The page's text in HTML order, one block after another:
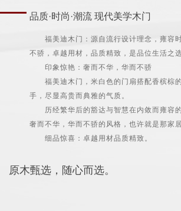
品质·时尚·潮流 现代美学木门
福美迪木门：源自流行设计理念，雍容
不骄，卓越用材，品质精致，是品位生活之选
印象惊艳：奢而不华，华而不骄
福美迪木门，米白色的门扇搭配香槟棕
手，尽显高贵而典雅的气质。
历经繁华后的豁达与智慧在内敛而雍容的
奢而不华，华而不骄的风格，也许就是那家
细品惊喜：卓越用材品质精致。
原木甄选，随心而选。